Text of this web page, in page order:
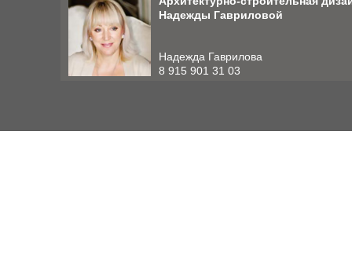
Надежды Гавриловой
Надежда Гаврилова
8 915 901 31 03